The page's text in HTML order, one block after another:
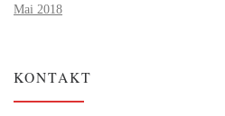
Mai 2018
KONTAKT